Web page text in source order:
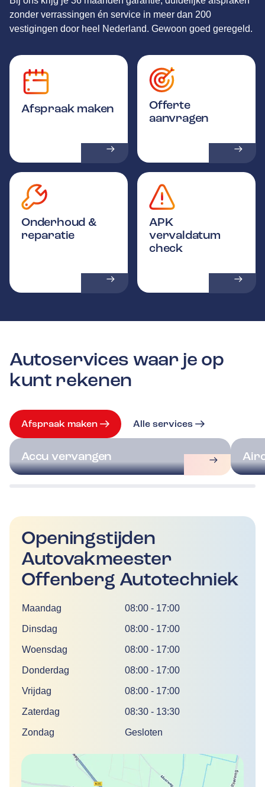
zonder verrassingen én service in meer dan 200
vestigingen door heel Nederland. Gewoon goed geregeld.
Afspraak maken
Offerte
aanvragen
Onderhoud &
reparatie
APK
vervaldatum
check
Autoservices waar je op
kunt rekenen
Afspraak maken Alle services
Accu vervangen
Openingstijden
Autovakmeester
Offenberg Autotechniek
DagTijd
Maandag 08:00 - 17:00
Dinsdag 08:00 - 17:00
Woensdag 08:00 - 17:00
Donderdag 08:00 - 17:00
Vrijdag 08:00 - 17:00
Zaterdag 08:30 - 13:30
Zondag Gesloten